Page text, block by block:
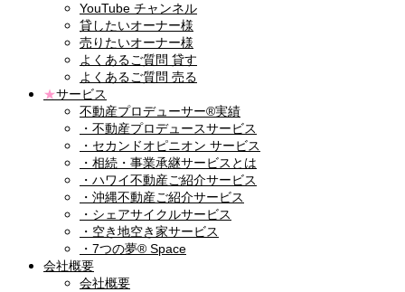
YouTube チャンネル
貸したいオーナー様
売りたいオーナー様
よくあるご質問 貸す
よくあるご質問 売る
★サービス
不動産プロデューサー®実績
・不動産プロデュースサービス
・セカンドオピニオン サービス
・相続・事業承継サービスとは
・ハワイ不動産ご紹介サービス
・沖縄不動産ご紹介サービス
・シェアサイクルサービス
・空き地空き家サービス
・7つの夢® Space
会社概要
会社概要